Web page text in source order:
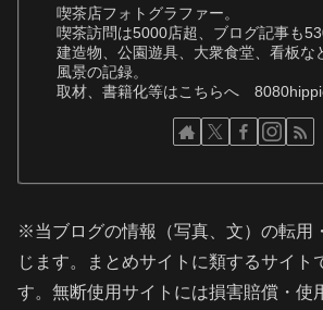
喫茶店フォトグラファー。
喫茶訪問は5000店超、ブログ記事も
建造物、公園遊具、大衆食堂、看板な
風景の記録。
取材、書籍化等はこちらへ
※当ブログの情報（写真、文）の転用
じます。まとめサイトに類するサイト
す。無断使用サイトには損害賠償・使